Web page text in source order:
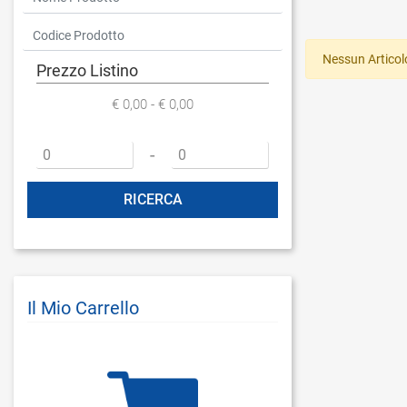
Prezzo Listino
€ 0,00 - € 0,00
Prezzo minimo
- Prezzo massimo
Il Mio Carrello
Nessun